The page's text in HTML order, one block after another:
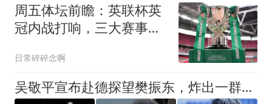
周五体坛前瞻：英联杯英
冠内战打响，三大赛事同
日常碎碎念啊
吴敬平宣布赴德探望樊振东，炸出一群牛鬼蛇神，师徒情深刺痛了谁